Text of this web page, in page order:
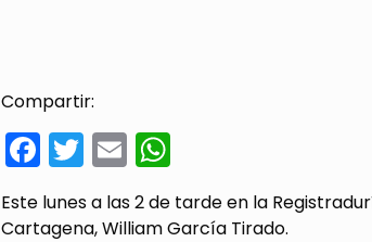
Compartir:
Facebook
Twitter
Email
Este lunes a las 2 de tarde en la
Cartagena, William García Tirado.